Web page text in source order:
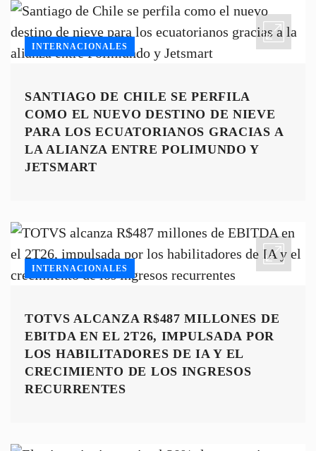
INTERNACIONALES
SANTIAGO DE CHILE SE PERFILA
COMO EL NUEVO DESTINO DE NIEVE
PARA LOS ECUATORIANOS GRACIAS A
LA ALIANZA ENTRE POLIMUNDO Y
JETSMART
INTERNACIONALES
TOTVS ALCANZA R$487 MILLONES DE
EBITDA EN EL 2T26, IMPULSADA POR
LOS HABILITADORES DE IA Y EL
CRECIMIENTO DE LOS INGRESOS
RECURRENTES